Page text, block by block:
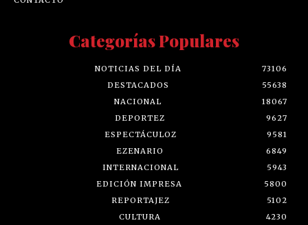
Categorías Populares
NOTICIAS DEL DÍA
73106
DESTACADOS
55638
NACIONAL
18067
DEPORTEZ
9627
ESPECTÁCULOZ
9581
EZENARIO
6849
INTERNACIONAL
5943
EDICIÓN IMPRESA
5800
REPORTAJEZ
5102
CULTURA
4230